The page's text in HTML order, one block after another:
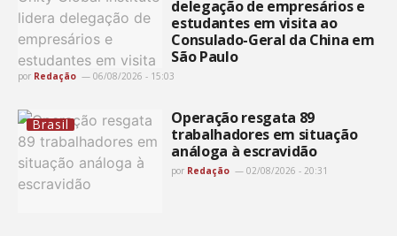
delegação de empresários e
estudantes em visita ao
Consulado-Geral da China em
São Paulo
por Redação 06/08/2026 - 15:03
Brasil
Operação resgata 89
trabalhadores em situação
análoga à escravidão
por Redação 02/08/2026 - 20:31